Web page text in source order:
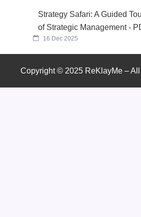
Strategy Safari: A Guided
of Strategic Management -
16 Dec 2025
Copyright © 2025 ReKlayMe –